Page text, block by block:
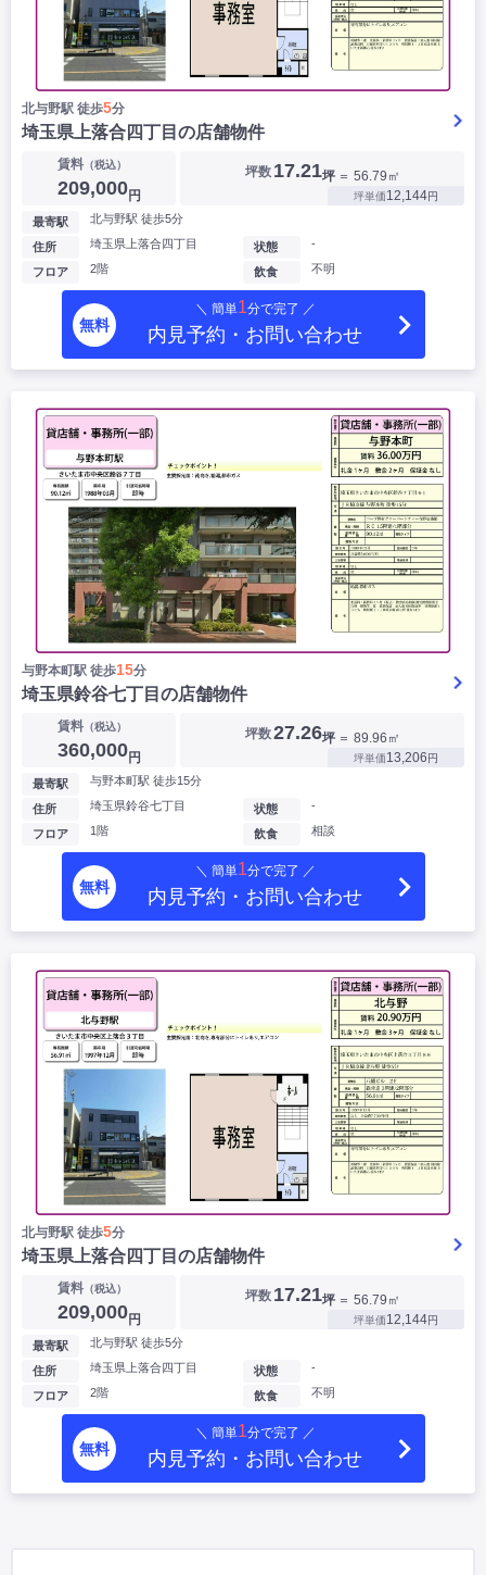
北与野駅 徒歩5分
埼玉県上落合四丁目の店舗物件
賃料（税込）
209,000円
坪数 17.21坪 ＝ 56.79㎡
坪単価12,144円
最寄駅 北与野駅 徒歩5分
住所 埼玉県上落合四丁目
フロア 2階
状態 -
飲食 不明
無料
＼ 簡単1分で完了 ／
内見予約・お問い合わせ
与野本町駅 徒歩15分
埼玉県鈴谷七丁目の店舗物件
賃料（税込）
360,000円
坪数27.26坪 ＝ 89.96㎡
坪単価13,206円
最寄駅 与野本町駅 徒歩15分
住所 埼玉県鈴谷七丁目
フロア 1階
状態 -
飲食 相談
無料
＼ 簡単1分で完了 ／
内見予約・お問い合わせ
北与野駅 徒歩5分
埼玉県上落合四丁目の店舗物件
賃料（税込）
209,000円
坪数 17.21坪 ＝ 56.79㎡
坪単価12,144円
最寄駅 北与野駅 徒歩5分
住所 埼玉県上落合四丁目
フロア 2階
状態 -
飲食 不明
無料
＼ 簡単1分で完了 ／
内見予約・お問い合わせ